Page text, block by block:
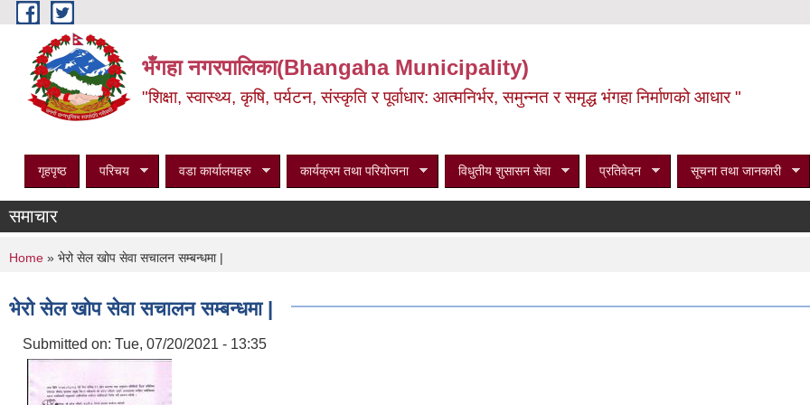
Skip to main content
भँगहा नगरपालिका(Bhangaha Municipality)
"शिक्षा, स्वास्थ्य, कृषि, पर्यटन, संस्कृति र पूर्वाधार: आत्मनिर्भर, समुन्नत र समृद्ध भंगहा निर्माणको आधार "
गृहपृष्ठ परिचय वडा कार्यालयहरु कार्यक्रम तथा परियोजना विधुतीय शुसासन सेवा प्रतिवेदन सूचना तथा जानकारी
समाचार
You are here
Home » भेरो सेल खोप सेवा सचालन सम्बन्धमा |
भेरो सेल खोप सेवा सचालन सम्बन्धमा |
Submitted on: Tue, 07/20/2021 - 13:35